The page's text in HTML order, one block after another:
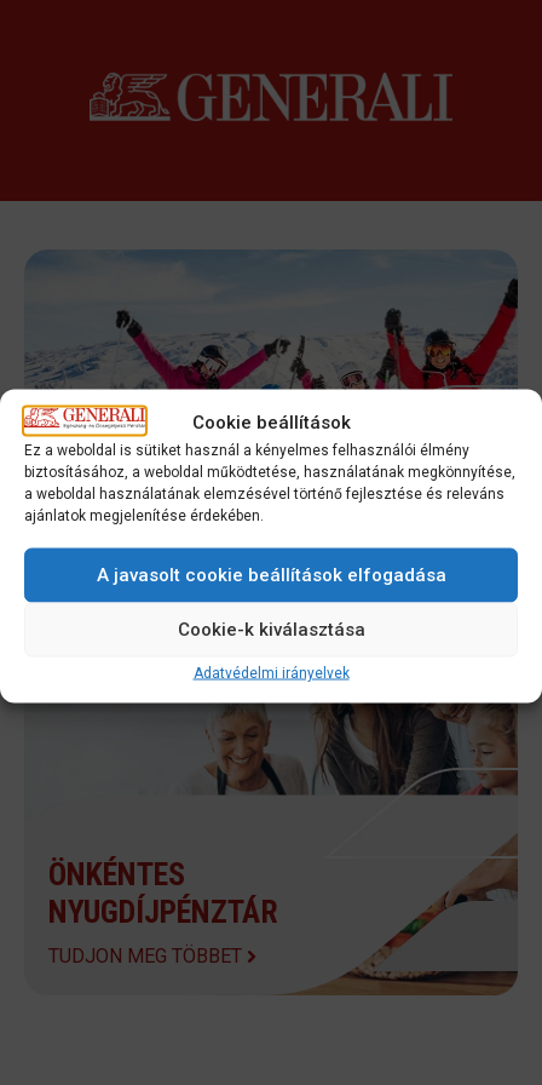
Cookie beállítások
Ez a weboldal is sütiket használ a kényelmes felhasználói élmény
biztosításához, a weboldal működtetése, használatának megkönnyítése,
a weboldal használatának elemzésével történő fejlesztése és releváns
ajánlatok megjelenítése érdekében.
A javasolt cookie beállítások elfogadása
Cookie-k kiválasztása
Adatvédelmi irányelvek
EGÉSZSÉG- ÉS
ÖNSEGÉLYEZŐ PÉNZTÁR
TUDJON MEG TÖBBET
ÖNKÉNTES
NYUGDÍJPÉNZTÁR
TUDJON MEG TÖBBET